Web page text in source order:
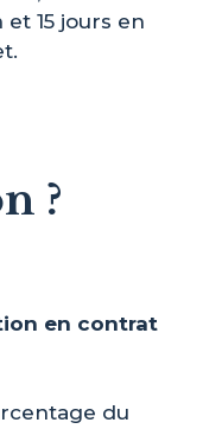
15 jours en
?
en contrat
du